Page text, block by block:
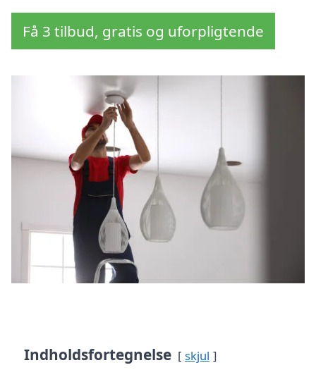
Få 3 tilbud, gratis og uforpligtende
Indholdsfortegnelse skjul